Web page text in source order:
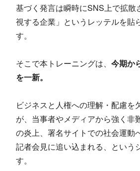
基づく発言は瞬時にSNS上で拡散
視する企業」というレッテルを貼
す。
そこで本トレーニングは、 今期か
を一新。
ビジネスと人権への理解・配慮を
が、当事者やメディアから強く非
の炎上、署名サイトでの社会運動
記者会見に追い込まれる、という
す。